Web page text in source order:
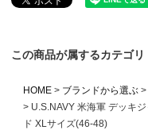
この商品が属するカテゴリ
HOME ブランドから選ぶ
U.S.NAVY 米海軍 デッキ
ド XLサイズ(46-48)